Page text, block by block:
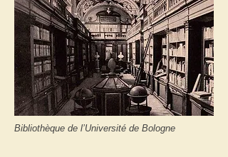
Bibliothèque de l’Université de Bologne